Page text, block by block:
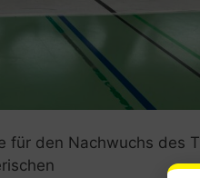
für den Nachwuchs des